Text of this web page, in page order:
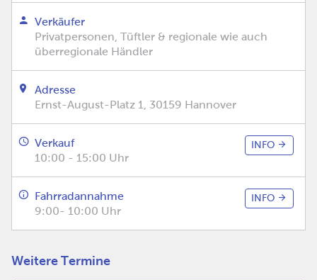
Verkäufer
Privatpersonen, Tüftler & regionale wie auch
überregionale Händler
Adresse
Ernst-August-Platz 1, 30159 Hannover
Verkauf
10:00 - 15:00 Uhr
INFO
Fahrradannahme
9:00- 10:00 Uhr
INFO
Weitere Termine